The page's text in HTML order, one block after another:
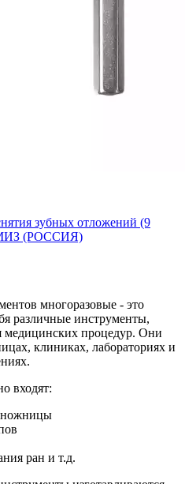
зубных отложений (9
МИЗ (РОССИЯ)
многоразовые - это
различные инструменты,
медицинских процедур. Они
клиниках, лабораториях и
входят:
ножницы
ран и т.д.